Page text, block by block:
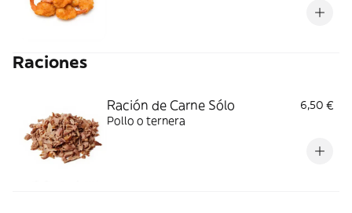
Raciones
Ración de Carne Sólo
6,50 €
Pollo o ternera